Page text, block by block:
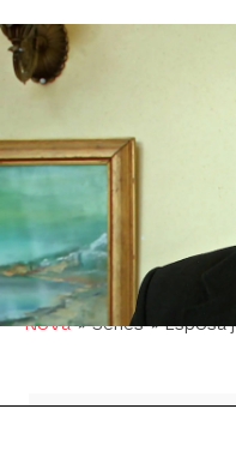
Devra intenta
"¿Por qué quieres
Devra quiere saber
se mantiene firme.
preciosa y Devra
pública pues le
la mansión de los
posición junto a
Devra deberá actuar
Nova » Series » Esposa